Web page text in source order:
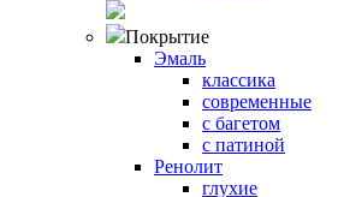
Покрытие
Эмаль
классика
современные
с багетом
с патиной
Ренолит
глухие